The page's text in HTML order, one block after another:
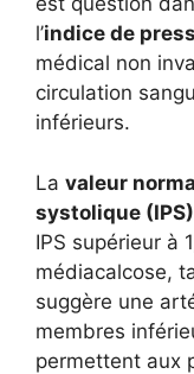
l’indice de
médical non
circulation
inférieurs.
La valeur
systolique
IPS supérieur à
médiacalcose,
suggère une
membres
permettent aux